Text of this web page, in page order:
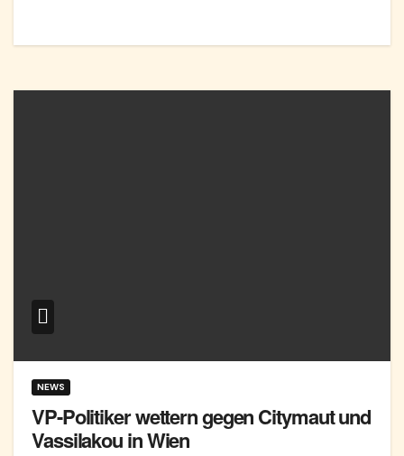
NEWS
VP-Politiker wettern gegen Citymaut und
Vassilakou in Wien